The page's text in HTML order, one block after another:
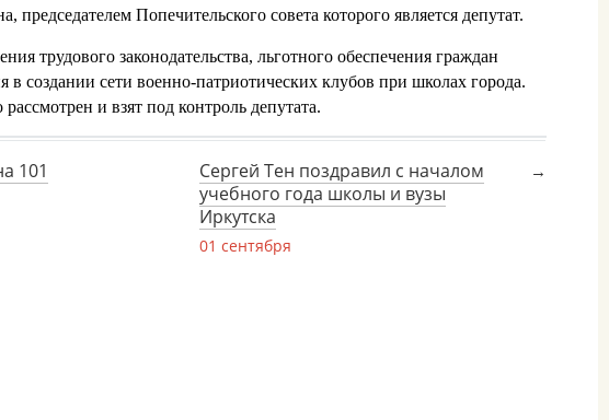
Попечительского совета которого является депутат.
трудового законодательства, льготного обеспечения граждан
в создании сети военно-патриотических клубов при школах города.
и взят под контроль депутата.
101
Сергей Тен поздравил с началом
учебного года школы и вузы
Иркутска
01 сентября